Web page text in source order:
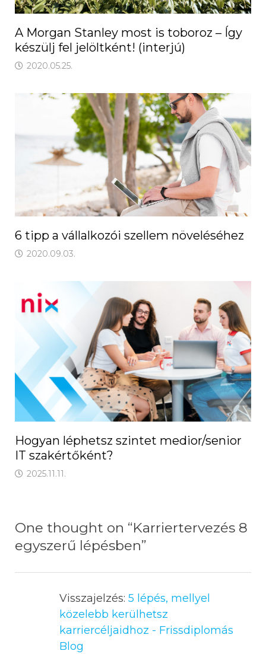
A Morgan Stanley most is toboroz – Így
készülj fel jelöltként! (interjú)
2020.05.25.
6 tipp a vállalkozói szellem növeléséhez
2020.09.03.
Hogyan léphetsz szintet medior/senior
IT szakértőként?
2025.11.11.
One thought on “Karriertervezés 8
egyszerű lépésben”
Visszajelzés: 5 lépés, mellyel
közelebb kerülhetsz
karriercéljaidhoz - Frissdiplomás
Blog